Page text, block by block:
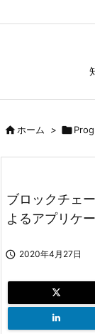
ホーム > 
ブロックチェ
よるアプリケ
 2020年4月27日